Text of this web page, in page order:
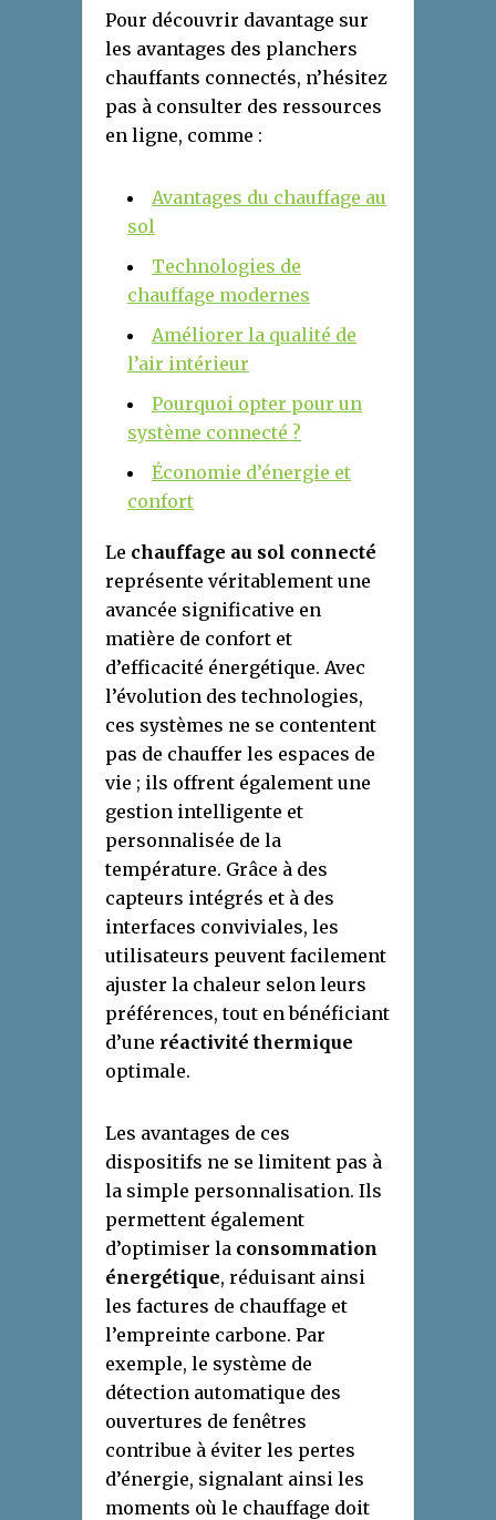
Pour découvrir davantage sur
les avantages des planchers
chauffants connectés, n’hésitez
pas à consulter des ressources
en ligne, comme :
Avantages du chauffage au
sol
Technologies de
chauffage modernes
Améliorer la qualité de
l’air intérieur
Pourquoi opter pour un
système connecté ?
Économie d’énergie et
confort
Le chauffage au sol connecté
représente véritablement une
avancée significative en
matière de confort et
d’efficacité énergétique. Avec
l’évolution des technologies,
ces systèmes ne se contentent
pas de chauffer les espaces de
vie ; ils offrent également une
gestion intelligente et
personnalisée de la
température. Grâce à des
capteurs intégrés et à des
interfaces conviviales, les
utilisateurs peuvent facilement
ajuster la chaleur selon leurs
préférences, tout en bénéficiant
d’une réactivité thermique
optimale.
Les avantages de ces
dispositifs ne se limitent pas à
la simple personnalisation. Ils
permettent également
d’optimiser la consommation
énergétique, réduisant ainsi
les factures de chauffage et
l’empreinte carbone. Par
exemple, le système de
détection automatique des
ouvertures de fenêtres
contribue à éviter les pertes
d’énergie, signalant ainsi les
moments où le chauffage doit